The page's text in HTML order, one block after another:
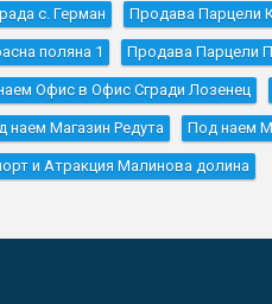
с. Герман Продава Парцели
поляна 1 Продава Парцели
Офис в Офис Сгради Лозенец
наем Магазин Редута Под наем
и Атракция Малинова долина